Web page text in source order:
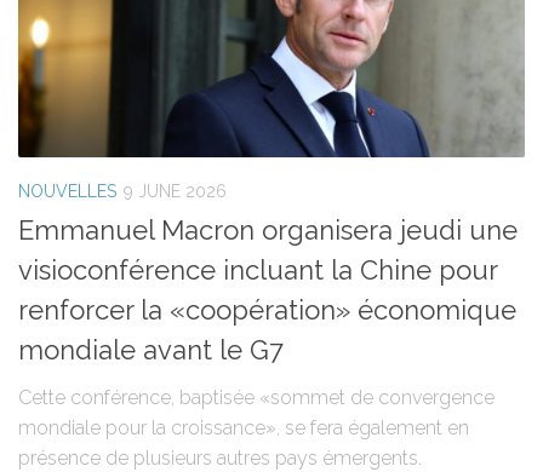
NOUVELLES 9 JUNE 2026
Emmanuel Macron organisera jeudi une
visioconférence incluant la Chine pour
renforcer la «coopération» économique
mondiale avant le G7
Cette conférence, baptisée «sommet de convergence
mondiale pour la croissance», se fera également en
présence de plusieurs autres pays émergents.